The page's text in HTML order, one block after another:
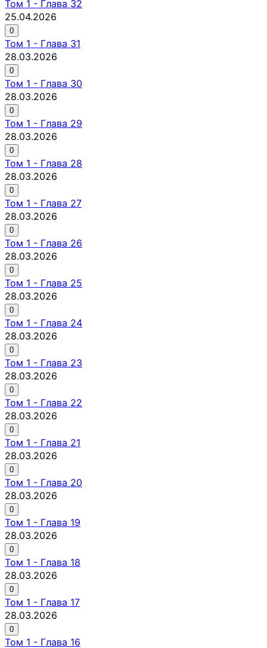
Том 1 - Глава 32
25.04.2026
0
Том 1 - Глава 31
28.03.2026
0
Том 1 - Глава 30
28.03.2026
0
Том 1 - Глава 29
28.03.2026
0
Том 1 - Глава 28
28.03.2026
0
Том 1 - Глава 27
28.03.2026
0
Том 1 - Глава 26
28.03.2026
0
Том 1 - Глава 25
28.03.2026
0
Том 1 - Глава 24
28.03.2026
0
Том 1 - Глава 23
28.03.2026
0
Том 1 - Глава 22
28.03.2026
0
Том 1 - Глава 21
28.03.2026
0
Том 1 - Глава 20
28.03.2026
0
Том 1 - Глава 19
28.03.2026
0
Том 1 - Глава 18
28.03.2026
0
Том 1 - Глава 17
28.03.2026
0
Том 1 - Глава 16